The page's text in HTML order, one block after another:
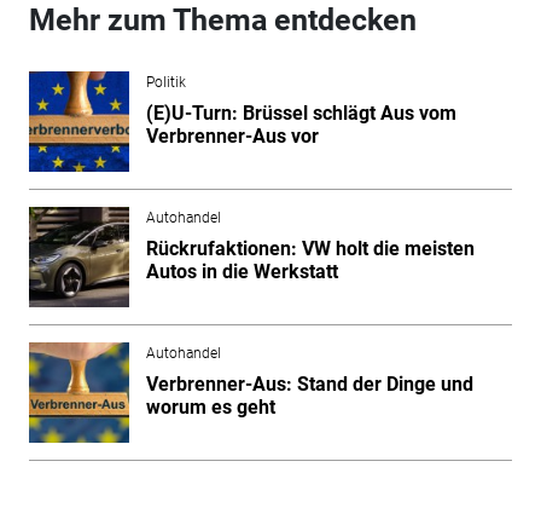
Mehr zum Thema entdecken
Politik
(E)U-Turn: Brüssel schlägt Aus vom
Verbrenner-Aus vor
Autohandel
Rückrufaktionen: VW holt die meisten
Autos in die Werkstatt
Autohandel
Verbrenner-Aus: Stand der Dinge und
worum es geht